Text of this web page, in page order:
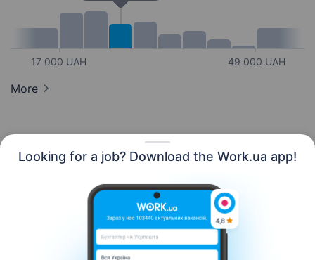
Looking for a job? Download the Work.ua app!
17 000 UAH 49 000 UAH
More